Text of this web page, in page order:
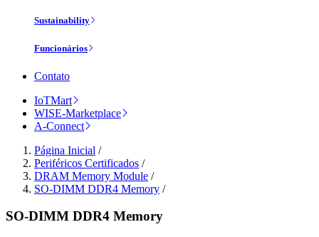
Sustainability
Funcionários
Contato
IoTMart
WISE-Marketplace
A-Connect
Página Inicial /
Periféricos Certificados /
DRAM Memory Module /
SO-DIMM DDR4 Memory /
SO-DIMM DDR4 Memory